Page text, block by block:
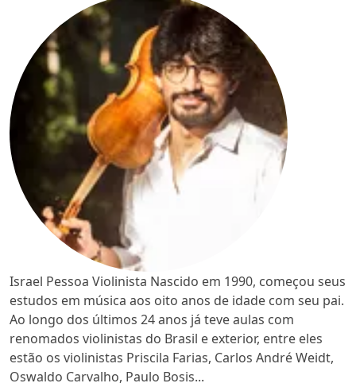
Israel Pessoa Violinista Nascido em 1990, começou seus
estudos em música aos oito anos de idade com seu pai.
Ao longo dos últimos 24 anos já teve aulas com
renomados violinistas do Brasil e exterior, entre eles
estão os violinistas Priscila Farias, Carlos André Weidt,
Oswaldo Carvalho, Paulo Bosis...